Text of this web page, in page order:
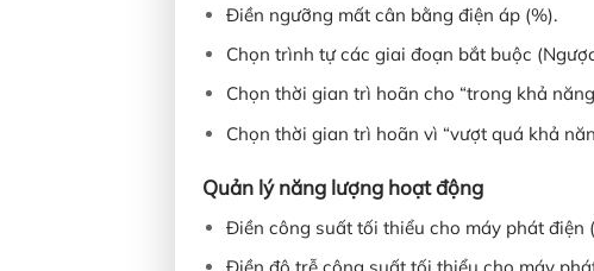
Điền ngưỡng mất cân bằng điện áp (%).
Chọn trình tự các giai đoạn bắt buộc
Chọn thời gian trì hoãn cho “trong khả
Chọn thời gian trì hoãn vì “vượt quá khả
Quản lý năng lượng hoạt động
Điền công suất tối thiểu cho máy phát điện